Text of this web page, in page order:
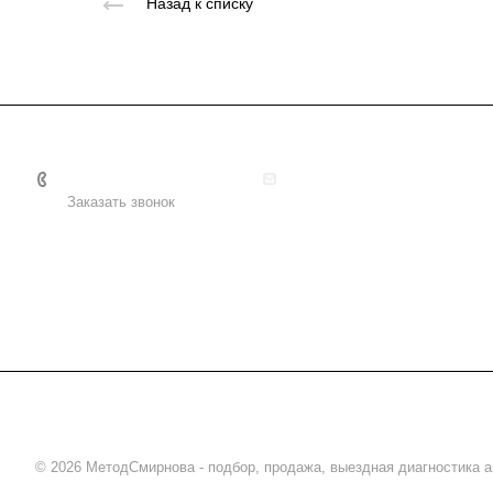
Назад к списку
Заказать звонок
© 2026 МетодСмирнова - подбор, продажа, выездная диагностика